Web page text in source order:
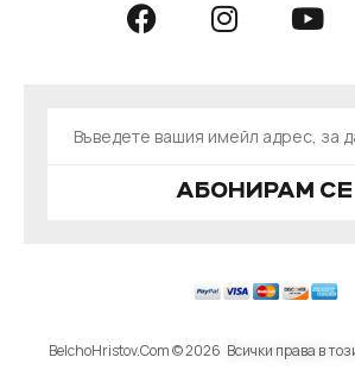
АБОНИРАМ СЕ
BelchoHristov.Com © 2026 Всички права в